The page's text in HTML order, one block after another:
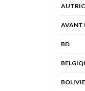
AVANT
BD
BOLIVIE